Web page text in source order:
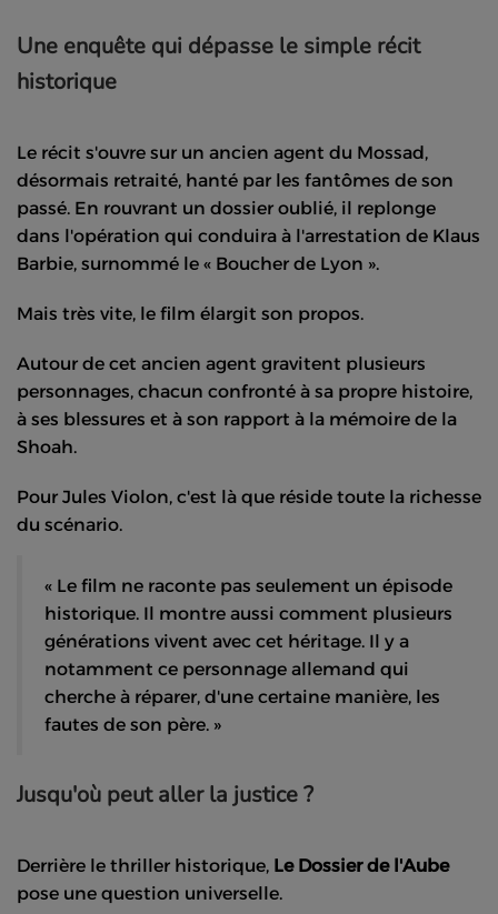
Une enquête qui dépasse le simple récit
historique
Le récit s'ouvre sur un ancien agent du Mossad,
désormais retraité, hanté par les fantômes de son
passé. En rouvrant un dossier oublié, il replonge
dans l'opération qui conduira à l'arrestation de Klaus
Barbie, surnommé le « Boucher de Lyon ».
Mais très vite, le film élargit son propos.
Autour de cet ancien agent gravitent plusieurs
personnages, chacun confronté à sa propre histoire,
à ses blessures et à son rapport à la mémoire de la
Shoah.
Pour Jules Violon, c'est là que réside toute la richesse
du scénario.
« Le film ne raconte pas seulement un épisode
historique. Il montre aussi comment plusieurs
générations vivent avec cet héritage. Il y a
notamment ce personnage allemand qui
cherche à réparer, d'une certaine manière, les
fautes de son père. »
Jusqu'où peut aller la justice ?
Derrière le thriller historique, Le Dossier de l'Aube
pose une question universelle.